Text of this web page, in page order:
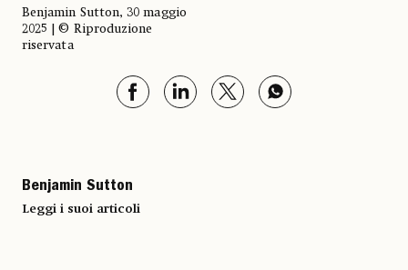
Benjamin Sutton, 30 maggio
2025 | © Riproduzione
riservata
Benjamin Sutton
Leggi i suoi articoli